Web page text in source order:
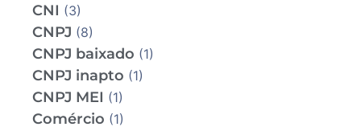
CNI (3)
CNPJ (8)
CNPJ baixado (1)
CNPJ inapto (1)
CNPJ MEI (1)
Comércio (1)